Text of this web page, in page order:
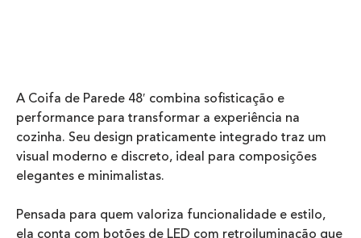
A Coifa de Parede 48′ combina sofisticação e
performance para transformar a experiência na
cozinha. Seu design praticamente integrado traz um
visual moderno e discreto, ideal para composições
elegantes e minimalistas.
Pensada para quem valoriza funcionalidade e estilo,
ela conta com botões de LED com retroiluminação que